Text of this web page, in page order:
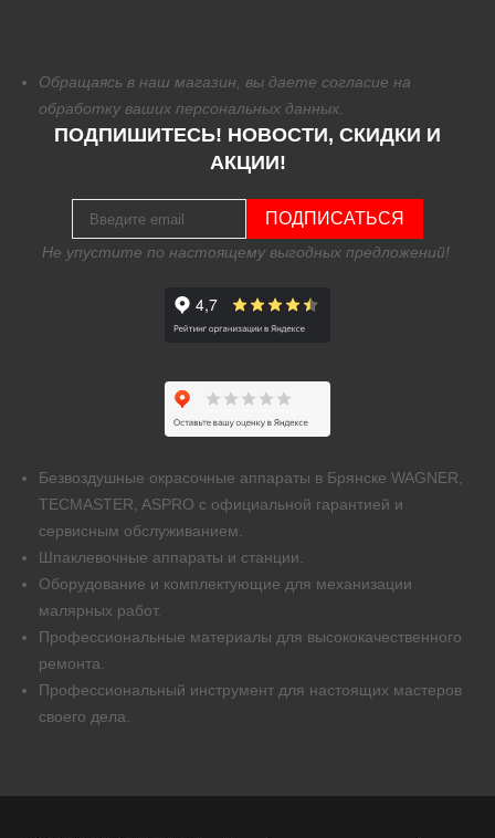
Обращаясь в наш магазин, вы даете согласие на
обработку ваших персональных данных.
ПОДПИШИТЕСЬ! НОВОСТИ, СКИДКИ И
АКЦИИ!
ПОДПИСАТЬСЯ
Не упустите по настоящему выгодных предложений!
Безвоздушные окрасочные аппараты в Брянске WAGNER,
TECMASTER, ASPRO с официальной гарантией и
сервисным обслуживанием.
Шпаклевочные аппараты и станции.
Оборудование и комплектующие для механизации
малярных работ.
Профессиональные материалы для высококачественного
ремонта.
Профессиональный инструмент для настоящих мастеров
своего дела.